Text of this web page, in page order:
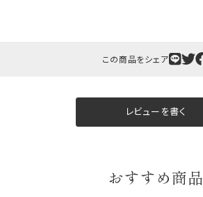
この商品をシェア
レビューを書く
おすすめ商品